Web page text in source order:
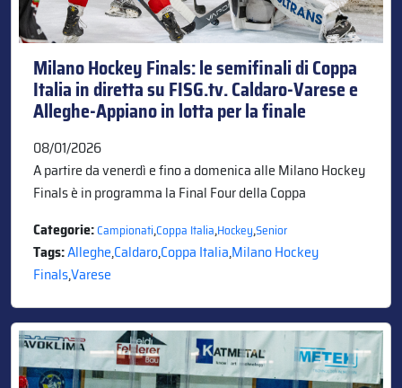
Milano Hockey Finals: le semifinali di Coppa
Italia in diretta su FISG.tv. Caldaro-Varese e
Alleghe-Appiano in lotta per la finale
08/01/2026
A partire da venerdì e fino a domenica alle Milano Hockey
Finals è in programma la Final Four della Coppa
Categorie:Campionati,Coppa Italia,Hockey,Senior
Tags:Alleghe,Caldaro,Coppa Italia,Milano Hockey
Finals,Varese